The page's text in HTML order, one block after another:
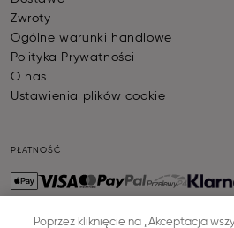
Zwroty
Ogólne warunki handlowe
Polityka Prywatności
O nas
Ustawienia plików cookie
PŁATNOŚĆ
Poprzez kliknięcie na „Akceptacja